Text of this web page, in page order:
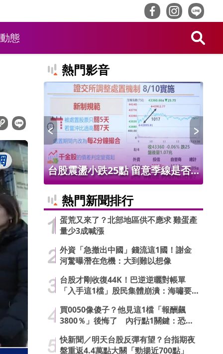
態
熱門影音
萬台
台股震盪小跌25點 留意季線是否
8/10上路!
熱門新聞排行
蛋荒又來了？北部地區供不應求 雞蛋產
量少3成喊漲
外資「急撤出中國」錢流這1國！謝金
河驚曝潛在危機：大到難以想像
台股才剛收復44K！巴逆逆曬對帳單
「入手這1檔」股民集體崩潰：海嘯要
買0050像傻子？他見這1檔「報酬飆
3800％」後悔了 內行點1關鍵：恐直
快新聞／明天台股反彈有望？台指期夜
盤重返4.4萬點大關「勁揚近700點」